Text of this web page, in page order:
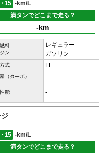
15
-km/L
満タンでどこまで走る？
-km
料
ン
レギュラー
ガソリン
式 FF
（ターボ） -
能 -
ジ
15
-km/L
満タンでどこまで走る？